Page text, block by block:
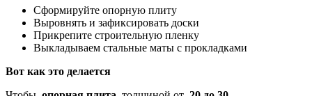
Сформируйте опорную плиту
Выровнять и зафиксировать доски
Прикрепите строительную пленку
Выкладываем стальные маты с прокладками
Вот как это делается